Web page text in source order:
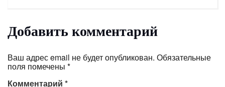
Добавить комментарий
Ваш адрес email не будет опубликован. Обязательные
поля помечены *
Комментарий *